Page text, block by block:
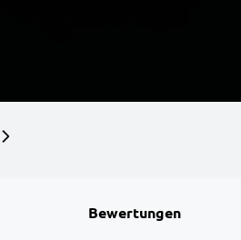
Bewertungen